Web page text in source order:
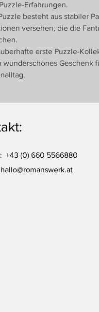
Erfahrungen.
besteht aus stabiler
versehen, die die
erste Puzzle-
wunderschönes Geschenk
+43 (0) 660 5566880
hallo@romanswerk.at